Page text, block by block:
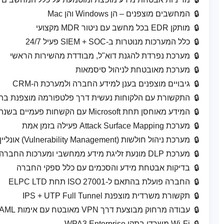
המחשבים מוצפנים – הן Windows והן Mac
מותקן EDR בכל מחשב עם ניטור MDR מקצועי
כלל המערכות מנוטרות ב-SIEM + SOC פעיל 24/7
מערכת נפרדת להגנת דוא"ל, מבודדת מהשירות הראשי
מערכת מאובטחת לניהול סיסמאות
גיבויים מוצפנים בענן למידע החברה ולמערכת ה-CRM
התקשורת עם הלקוחות נעשית דרך פלטפורמה מוצפנת
המידע מאוחסן תחת Microsoft עם הקשחות פעמיים בשנה
מערכת Attack Surface Mapping פעילה בזמן אמת
מערכת ניהול חולשות (Vulnerability Management) אונליין
מערכת DLP מונעת זליגת מידע ממחשבי ומערכות החברה
בדיקות אבטחת מידע והסכמים עם כלל ספקי החברה
החברה פועלת בהתאם ל-ISO 27001 תחת ELPC LTD
תקשורת משרדית מוצפנת IPS + UTP Full Tunnel
עבודה מרחוק מבוצעת דרך VPN מאובטח עם אימות SAML